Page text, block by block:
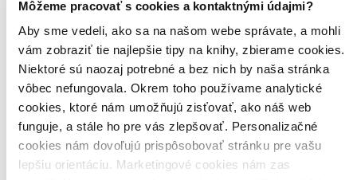
Môžeme pracovať s cookies a kontaktnými údajmi?
Aby sme vedeli, ako sa na našom webe správate, a mohli
vám zobraziť tie najlepšie tipy na knihy, zbierame cookies.
Niektoré sú naozaj potrebné a bez nich by naša stránka
vôbec nefungovala. Okrem toho používame analytické
cookies, ktoré nám umožňujú zisťovať, ako náš web
funguje, a stále ho pre vás zlepšovať. Personalizačné
cookies nám dovoľujú prispôsobovať stránku pre vašu
lepšiu orientáciu. Marketingové cookies nám zas
Bestsellery
Top hodnotené
Novinky
Najdrahšie
Najlacnejšie
Najvyššia zľava